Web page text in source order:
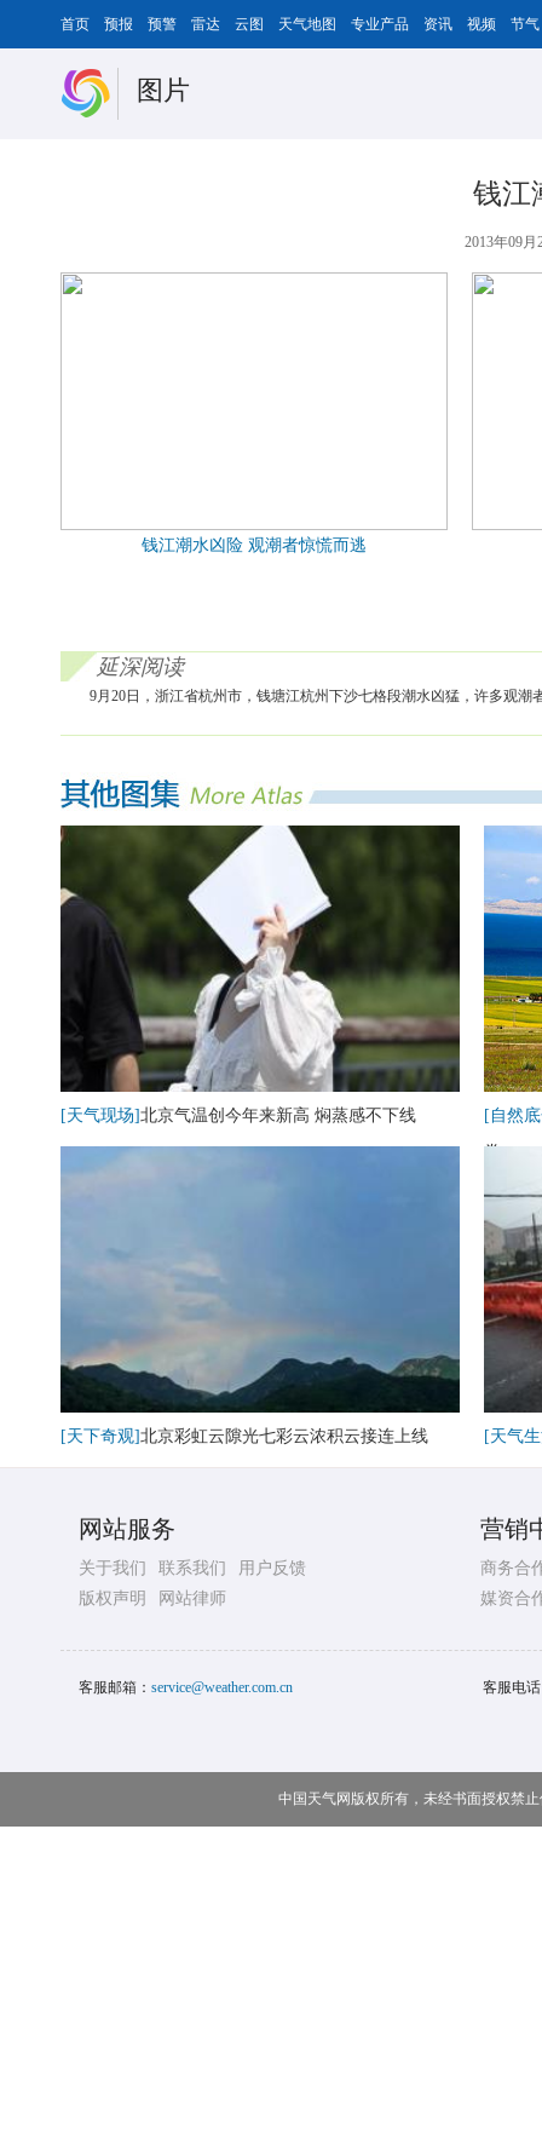
首页 预报 预警 雷达 云图 天气地图 专业产品 资讯 视频 节气
图片
钱江
2013年09月
钱江潮水凶险 观潮者惊慌而逃
延深阅读
9月20日，浙江省杭州市，钱塘江杭州下沙七格段潮水凶猛，许多观潮
[天气现场]北京气温创今年来新高 焖蒸感不下线
[自然
卷
[天下奇观]北京彩虹云隙光七彩云浓积云接连上线 [天气
网站服务
关于我们 联系我们
用户反馈
版权声明
网站律师
营销
商务合
媒资合
客服邮箱： service@weather.com.cn 客服电
中国天气网版权所有，未经书面授权